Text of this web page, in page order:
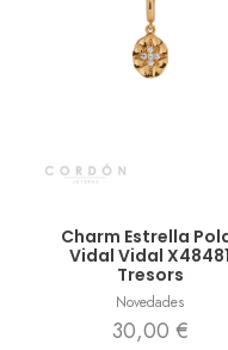
Charm Estrella
Vidal Vidal X48481
Tresors
Novedades
30,00 €